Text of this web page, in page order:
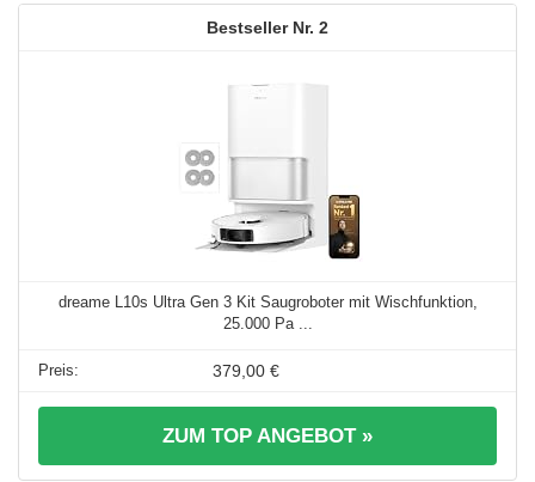
2
dreame L10s Ultra Gen 3 Kit Saugroboter mit Wischfunktion,
25.000 Pa ...
379,00 €
ZUM TOP ANGEBOT »